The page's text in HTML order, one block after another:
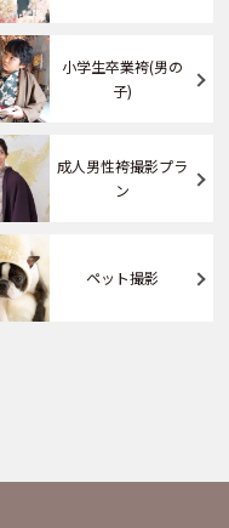
小学生卒業袴(男の
子)
成人男性袴撮影プラ
ン
ペット撮影